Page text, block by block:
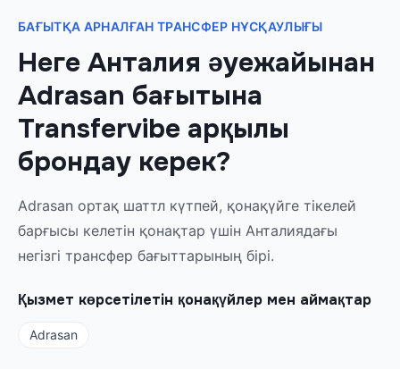
БАҒЫТҚА АРНАЛҒАН ТРАНСФЕР НҰСҚАУЛЫҒЫ
Неге Анталия әуежайынан
Adrasan бағытына
Transfervibe арқылы
брондау керек?
Adrasan ортақ шаттл күтпей, қонақүйге тікелей
барғысы келетін қонақтар үшін Анталиядағы
негізгі трансфер бағыттарының бірі.
Қызмет көрсетілетін қонақүйлер мен аймақтар
Adrasan